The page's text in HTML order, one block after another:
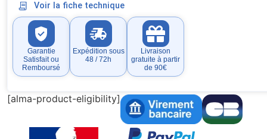
Voir la fiche technique
Garantie
Satisfait ou
Remboursé
Expédition sous
48 / 72h
Livraison
gratuite à partir
de 90€
[alma-product-eligibility]